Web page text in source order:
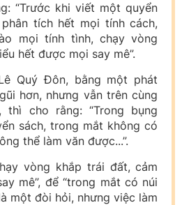
“Trước khi viết một quyển
tích hết mọi tính cách,
mọi tính tình, chạy vòng
hết được mọi say mê”.
Quý Đôn, bằng một phát
hơn, nhưng vẫn trên cùng
thì cho rằng: “Trong bụng
sách, trong mắt không có
thể làm văn được...”.
vòng khắp trái đất, cảm
mê”, để “trong mắt có núi
một đòi hỏi, nhưng việc làm